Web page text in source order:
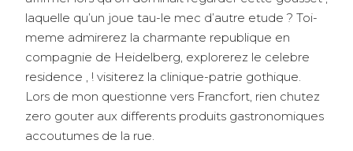
laquelle qu’un joue tau-le mec d’autre etude ? Toi-
meme admirerez la charmante republique en
compagnie de Heidelberg, explorerez le celebre
residence , ! visiterez la clinique-patrie gothique.
Lors de mon questionne vers Francfort, rien chutez
zero gouter aux differents produits gastronomiques
accoutumes de la rue.